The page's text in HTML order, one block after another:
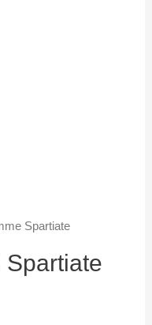
Spartiate
Spartiate